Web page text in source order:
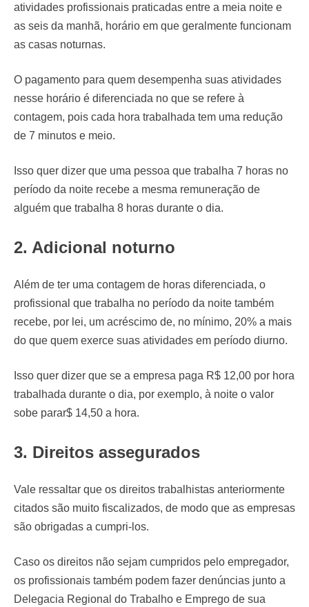
atividades profissionais praticadas entre a meia noite e
as seis da manhã, horário em que geralmente funcionam
as casas noturnas.
O pagamento para quem desempenha suas atividades
nesse horário é diferenciada no que se refere à
contagem, pois cada hora trabalhada tem uma redução
de 7 minutos e meio.
Isso quer dizer que uma pessoa que trabalha 7 horas no
período da noite recebe a mesma remuneração de
alguém que trabalha 8 horas durante o dia.
2. Adicional noturno
Além de ter uma contagem de horas diferenciada, o
profissional que trabalha no período da noite também
recebe, por lei, um acréscimo de, no mínimo, 20% a mais
do que quem exerce suas atividades em período diurno.
Isso quer dizer que se a empresa paga R$ 12,00 por hora
trabalhada durante o dia, por exemplo, à noite o valor
sobe parar$ 14,50 a hora.
3. Direitos assegurados
Vale ressaltar que os direitos trabalhistas anteriormente
citados são muito fiscalizados, de modo que as empresas
são obrigadas a cumpri-los.
Caso os direitos não sejam cumpridos pelo empregador,
os profissionais também podem fazer denúncias junto a
Delegacia Regional do Trabalho e Emprego de sua